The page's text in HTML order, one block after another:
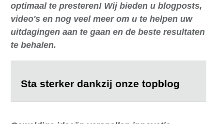
optimaal te presteren! Wij bieden u blogposts,
video's en nog veel meer om u te helpen uw
uitdagingen aan te gaan en de beste resultaten
te behalen.
Sta sterker dankzij onze topblog